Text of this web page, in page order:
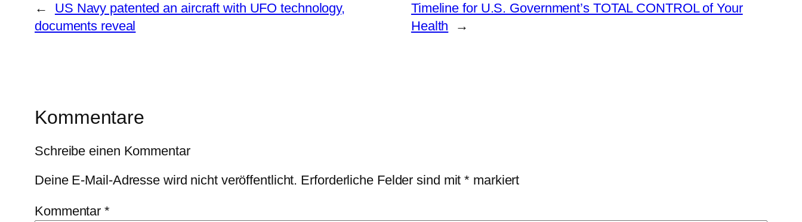
←
US Navy patented an aircraft with UFO technology,
documents reveal
Timeline for U.S. Government’s TOTAL CONTROL of Your
Health
→
Kommentare
Schreibe einen Kommentar
Deine E-Mail-Adresse wird nicht veröffentlicht. Erforderliche Felder sind mit* markiert
Kommentar*